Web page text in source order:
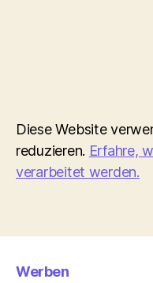
Diese Website
reduzieren. Erfahre,
verarbeitet werden.
Werben